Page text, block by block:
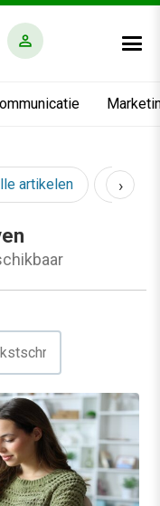
artikelen AI &
›